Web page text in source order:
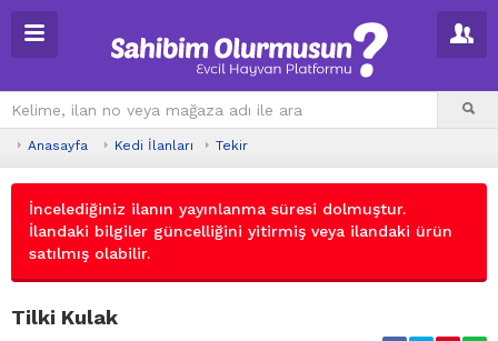
Anasayfa Kedi İlanları Tekir
İncelediğiniz ilanın yayınlanma süresi dolmuştur.
İlandaki bilgiler güncelliğini yitirmiş veya ilandaki ürün
satılmış olabilir.
Tilki Kulak